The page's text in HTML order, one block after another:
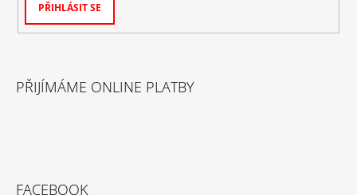
PŘIHLÁSIT SE
PŘIJÍMÁME ONLINE PLATBY
FACEBOOK